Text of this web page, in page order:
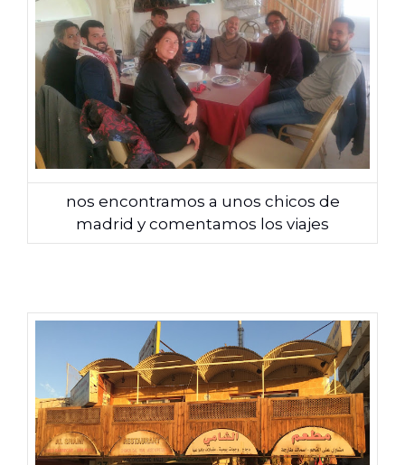
nos encontramos a unos chicos de
madrid y comentamos los viajes